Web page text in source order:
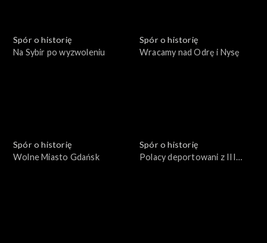
Spór o historię
Na Sybir po wyzwoleniu
Spór o historię
Wracamy nad Odrę i Nysę
Spór o historię
Wolne Miasto Gdańsk
Spór o historię
Polacy deportowani z III